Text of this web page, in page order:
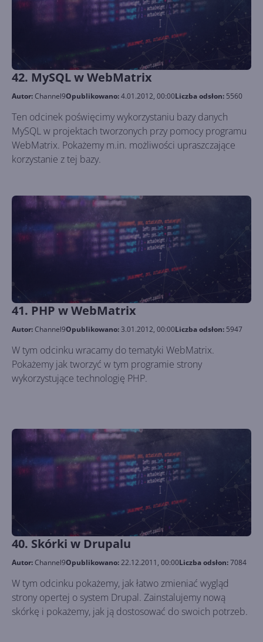
42. MySQL w WebMatrix
Autor:Channel9Opublikowano:4.01.2012, 00:00Liczba odsłon: 5560
Ten odcinek poświęcimy wykorzystaniu bazy danych
MySQL w projektach tworzonych przy pomocy programu
WebMatrix. Pokażemy m.in. możliwości upraszczające
korzystanie z tej bazy.
41. PHP w WebMatrix
Autor:Channel9Opublikowano:3.01.2012, 00:00Liczba odsłon: 5947
W tym odcinku wracamy do tematyki WebMatrix.
Pokażemy jak tworzyć w tym programie strony
wykorzystujące technologię PHP.
40. Skórki w Drupalu
Autor:Channel9Opublikowano:22.12.2011, 00:00Liczba odsłon:7084
W tym odcinku pokażemy, jak łatwo zmieniać wygląd
strony opertej o system Drupal. Zainstalujemy nową
skórkę i pokażemy, jak ją dostosować do swoich potrzeb.